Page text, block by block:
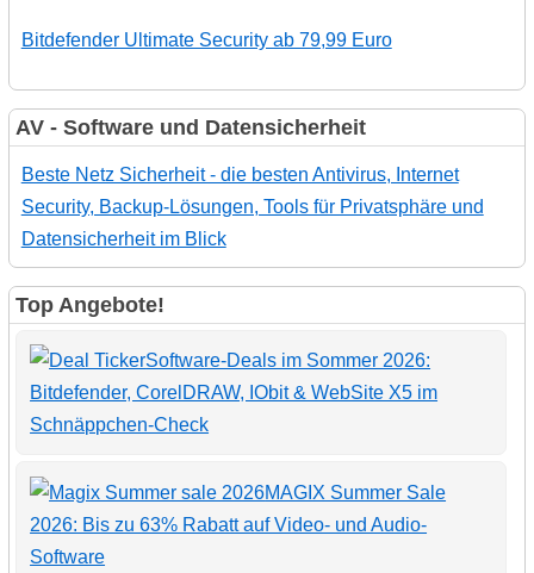
Bitdefender Ultimate Security ab 79,99 Euro
AV - Software und Datensicherheit
Beste Netz Sicherheit - die besten Antivirus, Internet
Security, Backup-Lösungen, Tools für Privatsphäre und
Datensicherheit im Blick
Top Angebote!
Software-Deals im Sommer 2026:
Bitdefender, CorelDRAW, IObit & WebSite X5 im
Schnäppchen-Check
MAGIX Summer Sale
2026: Bis zu 63% Rabatt auf Video- und Audio-
Software